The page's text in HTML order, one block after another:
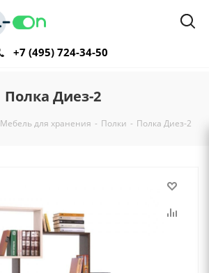
+7 (495) 724-34-50
Полка Диез-2
Мебель для хранения - Полки - Полка Диез-2